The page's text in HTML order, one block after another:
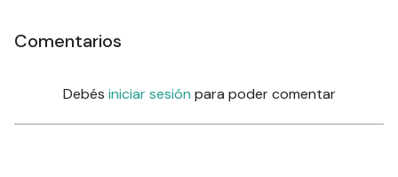
Comentarios
Debés iniciar sesión para poder comentar